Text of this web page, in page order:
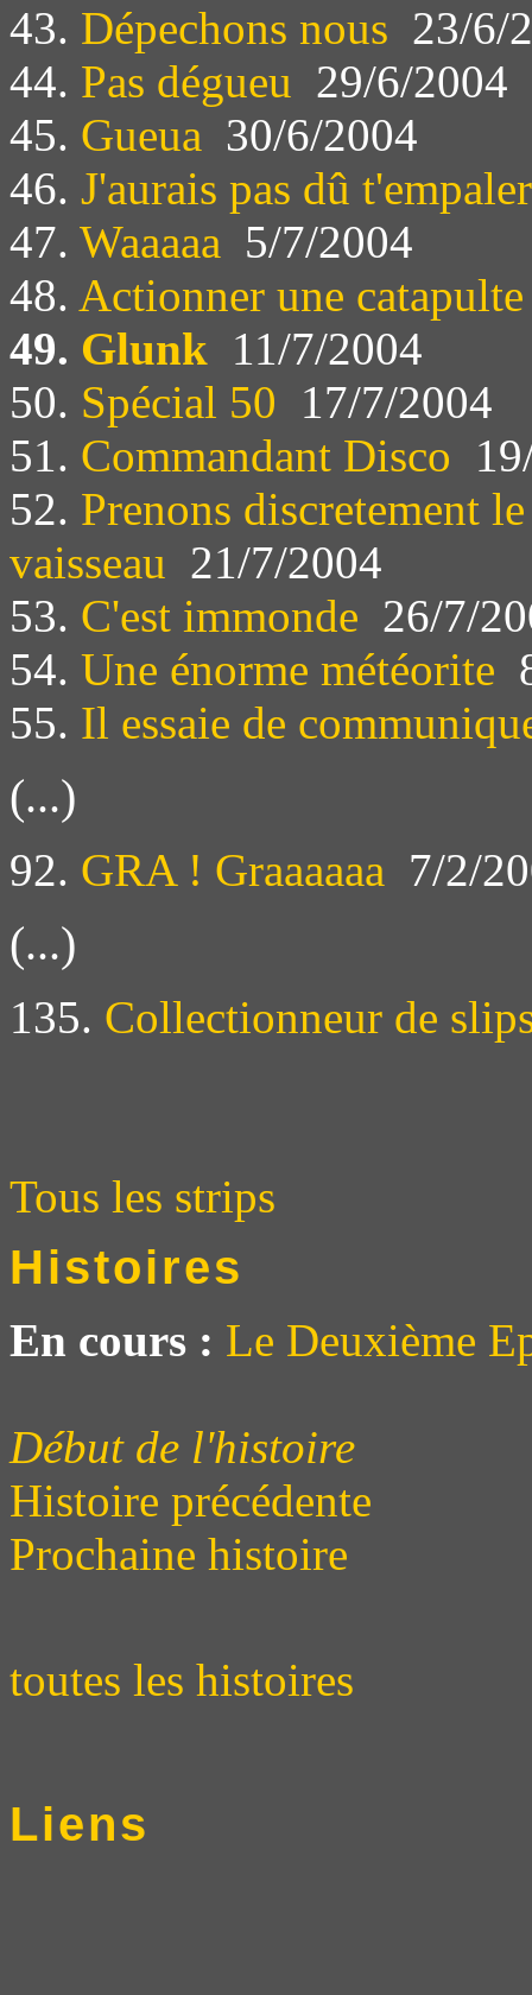
43. Dépechons nous 23/6/
44. Pas dégueu 29/6/2004
45. Gueua 30/6/2004
46. J'aurais pas dû t'empaler
47. Waaaaa 5/7/2004
48. Actionner une catapulte
49. Glunk 11/7/2004
50. Spécial 50 17/7/2004
51. Commandant Disco
52. Prenons discretement
vaisseau 21/7/2004
53. C'est immonde 26/7/
54. Une énorme météorite
55. Il essaie de
(...)
92. GRA ! Graaaaaa 7/2/
(...)
135. Collectionneur de
Tous les strips
Histoires
En cours : Le Deuxième
Début de l'histoire
Histoire précédente
Prochaine histoire
toutes les histoires
Liens